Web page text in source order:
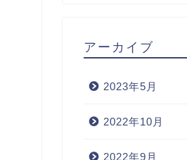
アーカイブ
2023年5月
2022年10月
2022年9月